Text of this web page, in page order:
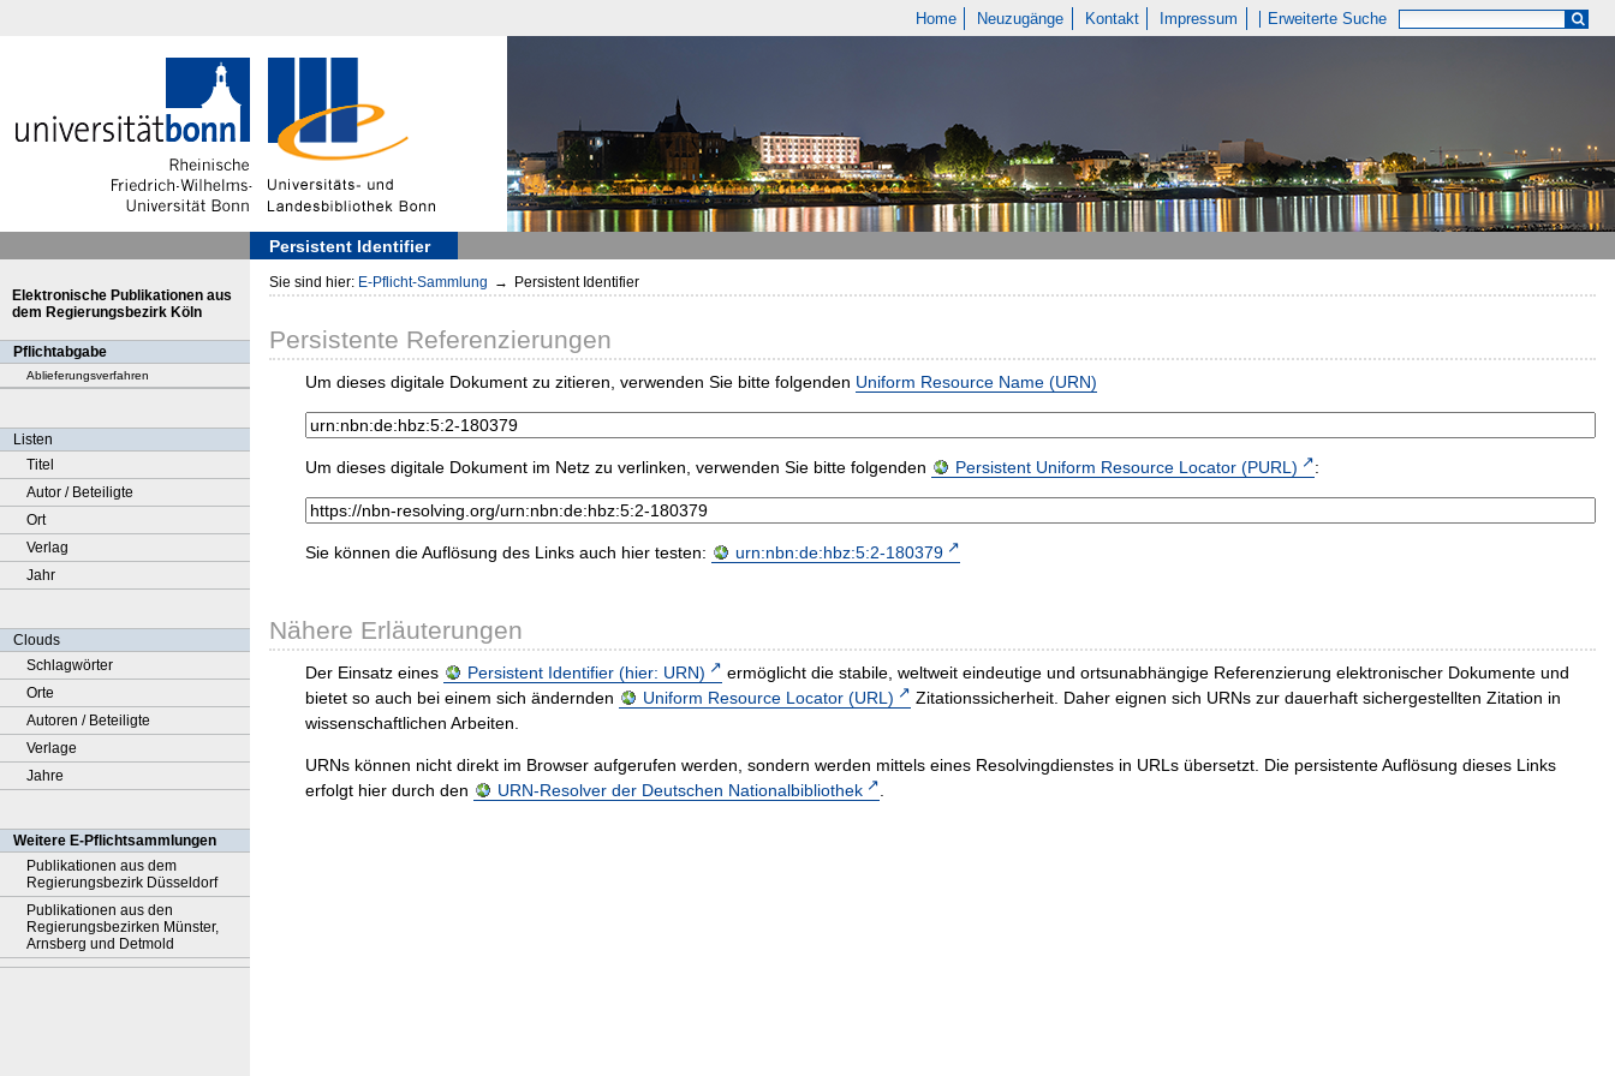
Home Neuzugänge Kontakt Impressum Erweiterte Suche
Persistent Identifier
Elektronische Publikationen aus
dem Regierungsbezirk Köln
Pflichtabgabe
Ablieferungsverfahren
Listen
Titel
Autor / Beteiligte
Ort
Verlag
Jahr
Clouds
Schlagwörter
Orte
Autoren / Beteiligte
Verlage
Jahre
Weitere E-Pflichtsammlungen
Publikationen aus dem
Regierungsbezirk Düsseldorf
Publikationen aus den
Regierungsbezirken Münster,
Arnsberg und Detmold
Sie sind hier: E-Pflicht-Sammlung → Persistent Identifier
Persistente Referenzierungen
Um dieses digitale Dokument zu zitieren, verwenden Sie bitte folgenden Uniform Resource Name (URN)
Um dieses digitale Dokument im Netz zu verlinken, verwenden Sie bitte folgenden Persistent Uniform Resource Locator (PURL) :
Sie können die Auflösung des Links auch hier testen: urn:nbn:de:hbz:5:2-180379
Nähere Erläuterungen
Der Einsatz eines Persistent Identifier (hier: URN)
ermöglicht die stabile, weltweit eindeutige und ortsunabhängige Referenzierung elektronischer Dokumente und
bietet so auch bei einem sich ändernden
Uniform Resource Locator (URL)
Zitationssicherheit. Daher eignen sich URNs zur dauerhaft sichergestellten Zitation in
wissenschaftlichen Arbeiten.
URNs können nicht direkt im Browser aufgerufen werden, sondern werden mittels eines Resolvingdienstes in URLs übersetzt. Die persistente Auflösung dieses Links
erfolgt hier durch den
URN-Resolver der Deutschen Nationalbibliothek .